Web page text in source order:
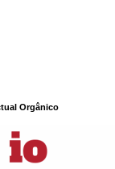
Orgânico